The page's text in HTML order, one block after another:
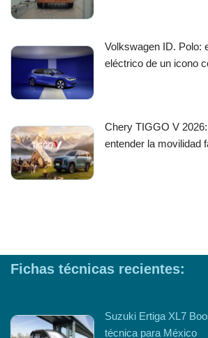
Volkswagen ID. Polo:
eléctrico de un icono
Chery TIGGO V
entender la movilidad
Fichas técnicas recientes:
Suzuki Ertiga XL7
técnica para México